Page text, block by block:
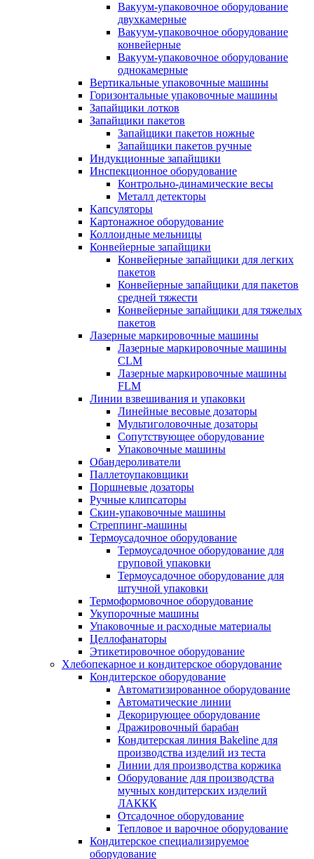
Вакуум-упаковочное оборудование
двухкамерные
Вакуум-упаковочное оборудование
конвейерные
Вакуум-упаковочное оборудование
однокамерные
Вертикальные упаковочные машины
Горизонтальные упаковочные машины
Запайщики лотков
Запайщики пакетов
Запайщики пакетов ножные
Запайщики пакетов ручные
Индукционные запайщики
Инспекционное оборудование
Контрольно-динамические весы
Металл детекторы
Капсуляторы
Картонажное оборудование
Коллоидные мельницы
Конвейерные запайщики
Конвейерные запайщики для легких
пакетов
Конвейерные запайщики для пакетов
средней тяжести
Конвейерные запайщики для тяжелых
пакетов
Лазерные маркировочные машины
Лазерные маркировочные машины
CLM
Лазерные маркировочные машины
FLM
Линии взвешивания и упаковки
Линейные весовые дозаторы
Мультиголовочные дозаторы
Сопутствующее оборудование
Упаковочные машины
Обандероливатели
Паллетоупаковщики
Поршневые дозаторы
Ручные клипсаторы
Скин-упаковочные машины
Стреппинг-машины
Термоусадочное оборудование
Термоусадочное оборудование для
груповой упаковки
Термоусадочное оборудование для
штучной упаковки
Термоформовочное оборудование
Укупорочные машины
Упаковочные и расходные материалы
Целлофанаторы
Этикетировочное оборудование
Хлебопекарное и кондитерское оборудование
Кондитерское оборудование
Автоматизированное оборудование
Автоматические линии
Декорирующее оборудование
Дражировочный барабан
Кондитерская линия Bakeline для
производства изделий из теста
Линии для производства коржика
Оборудование для производства
мучных кондитерских изделий
ЛАККК
Отсадочное оборудование
Тепловое и варочное оборудование
Кондитерское специализируемое
оборудование